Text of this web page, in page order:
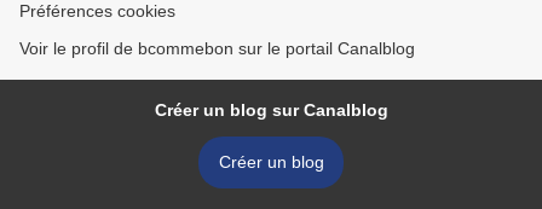
Préférences cookies
Voir le profil de bcommebon sur le portail Canalblog
Créer un blog sur Canalblog
Créer un blog